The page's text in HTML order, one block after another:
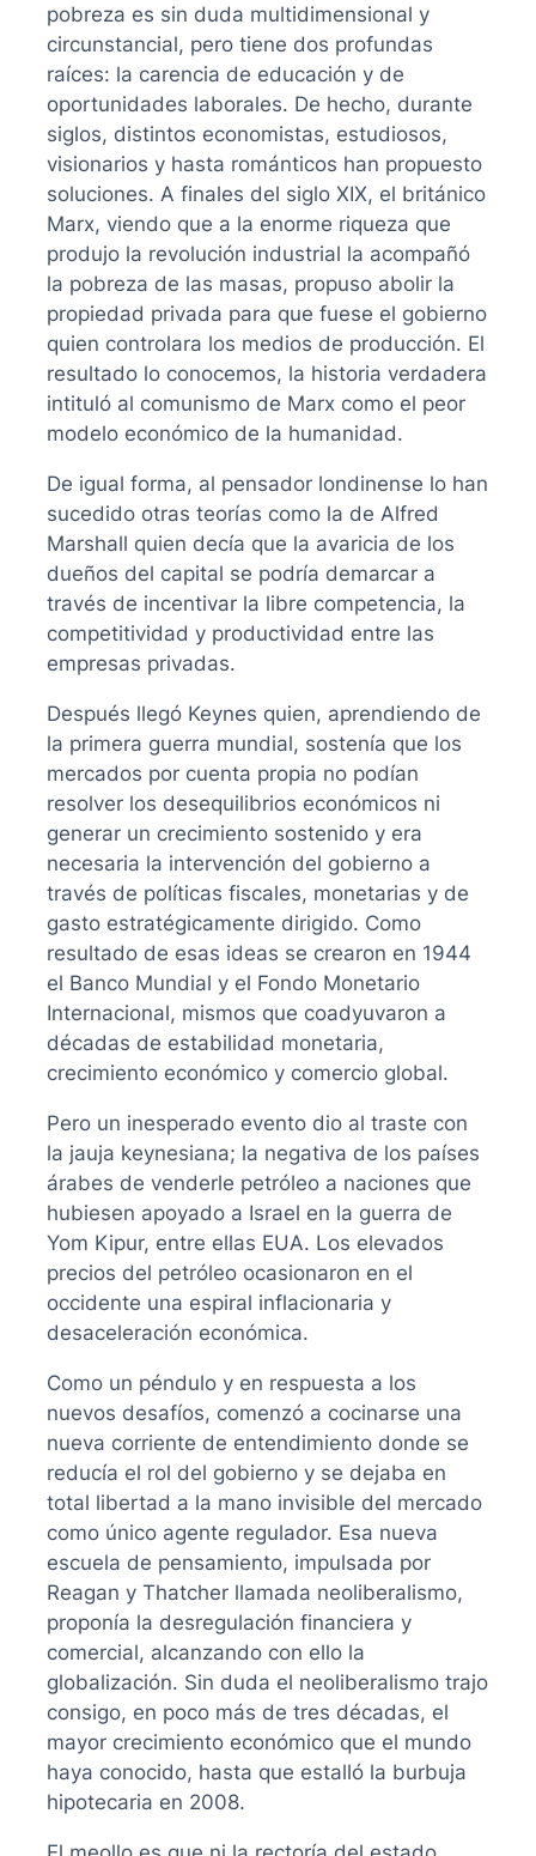
pobreza es sin duda multidimensional y
circunstancial, pero tiene dos profundas
raíces: la carencia de educación y de
oportunidades laborales. De hecho, durante
siglos, distintos economistas, estudiosos,
visionarios y hasta románticos han propuesto
soluciones. A finales del siglo XIX, el británico
Marx, viendo que a la enorme riqueza que
produjo la revolución industrial la acompañó
la pobreza de las masas, propuso abolir la
propiedad privada para que fuese el gobierno
quien controlara los medios de producción. El
resultado lo conocemos, la historia verdadera
intituló al comunismo de Marx como el peor
modelo económico de la humanidad.
De igual forma, al pensador londinense lo han
sucedido otras teorías como la de Alfred
Marshall quien decía que la avaricia de los
dueños del capital se podría demarcar a
través de incentivar la libre competencia, la
competitividad y productividad entre las
empresas privadas.
Después llegó Keynes quien, aprendiendo de
la primera guerra mundial, sostenía que los
mercados por cuenta propia no podían
resolver los desequilibrios económicos ni
generar un crecimiento sostenido y era
necesaria la intervención del gobierno a
través de políticas fiscales, monetarias y de
gasto estratégicamente dirigido. Como
resultado de esas ideas se crearon en 1944
el Banco Mundial y el Fondo Monetario
Internacional, mismos que coadyuvaron a
décadas de estabilidad monetaria,
crecimiento económico y comercio global.
Pero un inesperado evento dio al traste con
la jauja keynesiana; la negativa de los países
árabes de venderle petróleo a naciones que
hubiesen apoyado a Israel en la guerra de
Yom Kipur, entre ellas EUA. Los elevados
precios del petróleo ocasionaron en el
occidente una espiral inflacionaria y
desaceleración económica.
Como un péndulo y en respuesta a los
nuevos desafíos, comenzó a cocinarse una
nueva corriente de entendimiento donde se
reducía el rol del gobierno y se dejaba en
total libertad a la mano invisible del mercado
como único agente regulador. Esa nueva
escuela de pensamiento, impulsada por
Reagan y Thatcher llamada neoliberalismo,
proponía la desregulación financiera y
comercial, alcanzando con ello la
globalización. Sin duda el neoliberalismo trajo
consigo, en poco más de tres décadas, el
mayor crecimiento económico que el mundo
haya conocido, hasta que estalló la burbuja
hipotecaria en 2008.